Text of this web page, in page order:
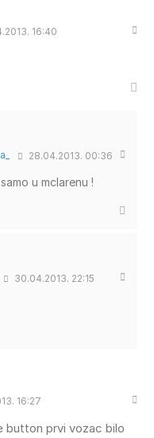
16:40
28.04.2013. 00:36
u mclarenu !
30.04.2013. 22:15
16:27
button prvi vozac bilo